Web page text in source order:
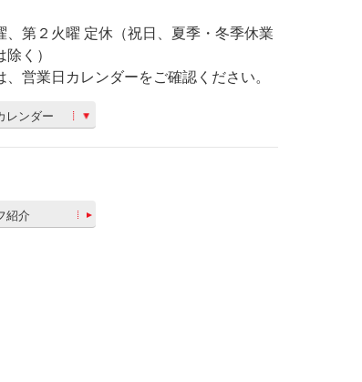
、第２火曜 定休（祝日、夏季・冬季休業
除く）
、営業日カレンダーをご確認ください。
レンダー
紹介